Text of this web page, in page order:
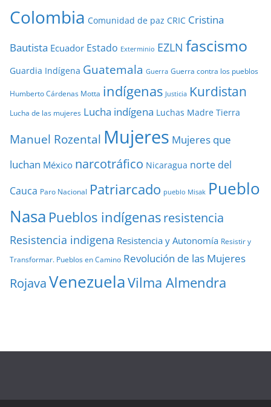
Colombia Comunidad de paz CRIC Cristina
Bautista Ecuador Estado Exterminio EZLN fascismo
Guardia Indígena Guatemala Guerra Guerra contra los pueblos
Humberto Cárdenas Motta indígenas Justicia Kurdistan
Lucha de las mujeres Lucha indígena Luchas Madre Tierra
Manuel Rozental Mujeres Mujeres que
luchan México narcotráfico Nicaragua norte del
Cauca Paro Nacional Patriarcado pueblo Misak Pueblo
Nasa Pueblos indígenasresistencia
Resistencia indigena Resistencia y Autonomía Resistir y
Transformar. Pueblos en Camino Revolución de las Mujeres
RojavaVenezuelaVilma Almendra